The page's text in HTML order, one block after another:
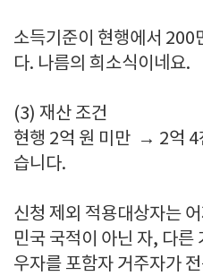
소득기준이 현행에서 200
다. 나름의 희소식이네요.
(3) 재산 조건
현행 2억 원 미만 → 2억 4
습니다.
신청 제외 적용대상자는
민국 국적이 아닌 자, 다른
우자를 포함자 거주자가